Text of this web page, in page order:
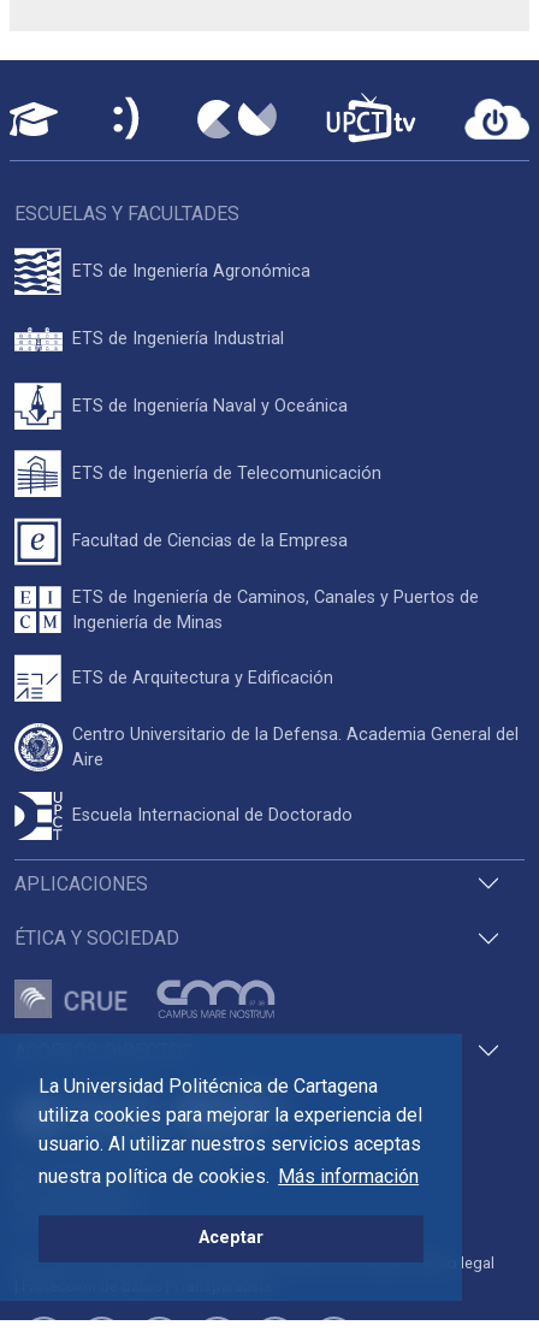
La Universidad Politécnica de Cartagena
utiliza cookies para mejorar la experiencia del
usuario. Al utilizar nuestros servicios aceptas
nuestra política de cookies. Más información
Aceptar
Pza. del Cronista Isidoro Valverde
Edif. La Milagrosa
Directorio Contacto Accesibilidad Política de Cookies Aviso legal
APLICACIONES
ÉTICA Y SOCIEDAD
ESCUELAS Y FACULTADES
ETS de Ingeniería Agronómica
ETS de Ingeniería Industrial
ETS de Ingeniería Naval y Oceánica
ETS de Ingeniería de Telecomunicación
Facultad de Ciencias de la Empresa
ETS de Ingeniería de Caminos, Canales y Puertos de
Ingeniería de Minas
ETS de Arquitectura y Edificación
Centro Universitario de la Defensa. Academia General del
Aire
Escuela Internacional de Doctorado